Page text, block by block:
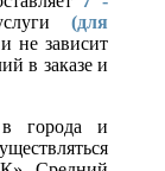
(для
и не зависит
в заказе и
города и